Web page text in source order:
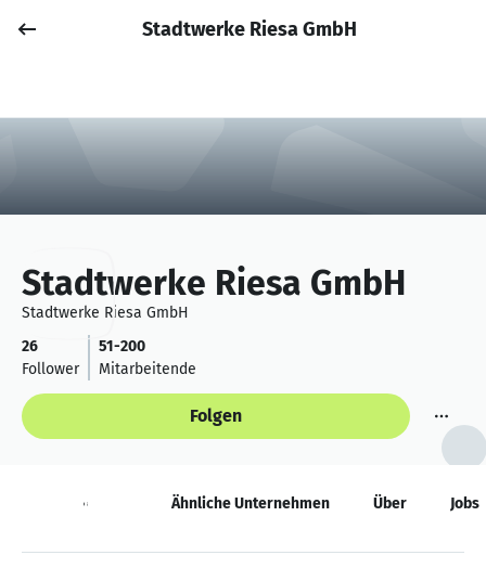
Anmelden
Stadtwerke Riesa GmbH
Stadtwerke Riesa GmbH
Stadtwerke Riesa GmbH
26
Follower
51-200
Mitarbeitende
Folgen
Neuigkeiten Ähnliche Unternehmen Über Jobs